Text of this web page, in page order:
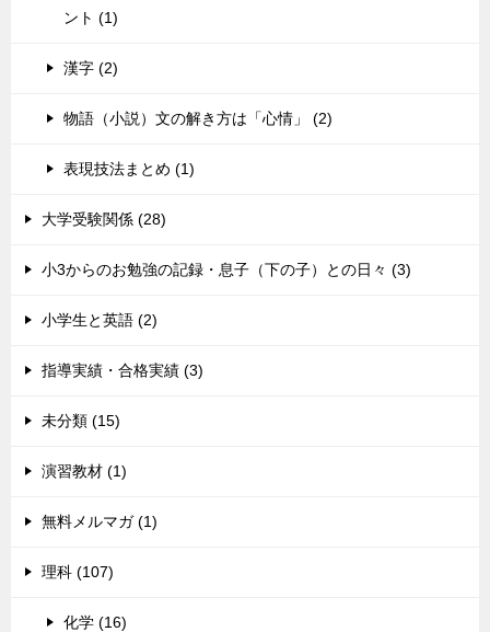
ント (1)
漢字 (2)
物語（小説）文の解き方は「心情」 (2)
表現技法まとめ (1)
大学受験関係 (28)
小3からのお勉強の記録・息子（下の子）との日々 (3)
小学生と英語 (2)
指導実績・合格実績 (3)
未分類 (15)
演習教材 (1)
無料メルマガ (1)
理科 (107)
化学 (16)